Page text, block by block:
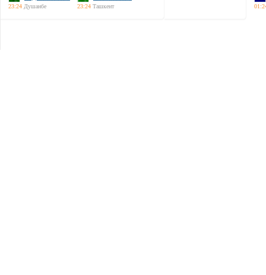
23:24 Душанбе
23:24 Ташкент